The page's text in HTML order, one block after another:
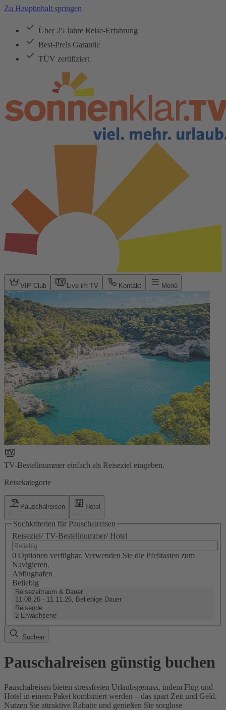
Zu Hauptinhalt springen
Über 25 Jahre Reise-Erfahrung
Best-Preis Garantie
TÜV zertifiziert
VIP Club Live im TV Kontakt Menü
TV-Bestellnummer einfach als Reiseziel eingeben.
Reisekategorie
Pauschalreisen Hotel
Suchkriterien für Pauschalreisen
Reiseziel/ TV-Bestellnummer/ Hotel
0 Optionen verfügbar. Verwenden Sie die Pfeiltasten zum
Navigieren.
Abflughafen
Beliebig
Reisezeitraum & Dauer
11.08.26 - 11.11.26, Beliebige Dauer
Reisende
2 Erwachsene
Suchen
Pauschalreisen günstig buchen
Pauschalreisen bieten stressfreien Urlaubsgenuss, indem Flug und
Hotel in einem Paket kombiniert werden – das spart Zeit und Geld.
Nutzen Sie attraktive Rabatte und genießen Sie sorglose